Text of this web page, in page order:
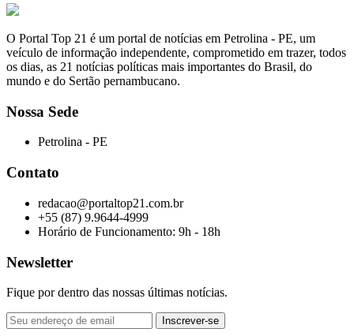
O Portal Top 21 é um portal de notícias em Petrolina - PE, um
veículo de informação independente, comprometido em trazer, todos
os dias, as 21 notícias políticas mais importantes do Brasil, do
mundo e do Sertão pernambucano.
Nossa Sede
Petrolina - PE
Contato
redacao@portaltop21.com.br
+55 (87) 9.9644-4999
Horário de Funcionamento: 9h - 18h
Newsletter
Fique por dentro das nossas últimas notícias.